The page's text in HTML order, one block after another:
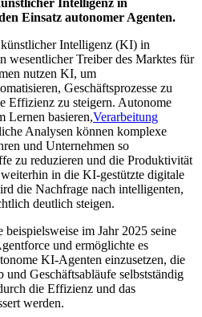
Intelligenz in
Einsatz autonomer Agenten.
Intelligenz (KI) in
wesentlicher Treiber des Marktes für
nutzen KI, um
Geschäftsprozesse zu
Effizienz zu steigern. Autonome
Lernen basieren,Verarbeitung
Analysen können komplexe
und Unternehmen so
zu reduzieren und die Produktivität
in die KI-gestützte digitale
die Nachfrage nach intelligenten,
deutlich steigen.
beispielsweise im Jahr 2025 seine
und ermöglichte es
KI-Agenten einzusetzen, die
Geschäftsabläufe selbstständig
die Effizienz und das
werden.